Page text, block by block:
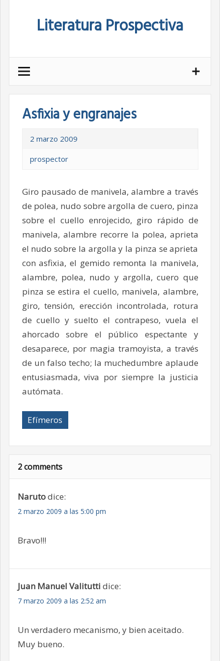
Literatura Prospectiva
Asfixia y engranajes
2 marzo 2009
prospector
Giro pausado de manivela, alambre a través
de polea, nudo sobre argolla de cuero, pinza
sobre el cuello enrojecido, giro rápido de
manivela, alambre recorre la polea, aprieta
el nudo sobre la argolla y la pinza se aprieta
con asfixia, el gemido remonta la manivela,
alambre, polea, nudo y argolla, cuero que
pinza se estira el cuello, manivela, alambre,
giro, tensión, erección incontrolada, rotura
de cuello y suelto el contrapeso, vuela el
ahorcado sobre el público espectante y
desaparece, por magia tramoyista, a través
de un falso techo; la muchedumbre aplaude
entusiasmada, viva por siempre la justicia
autómata.
Efímeros
2 comments
Narutodice:
2 marzo 2009 a las 5:00 pm
Bravo!!!
Juan Manuel Valitutti dice:
7 marzo 2009 a las 2:52 am
Un verdadero mecanismo, y bien aceitado.
Muy bueno.